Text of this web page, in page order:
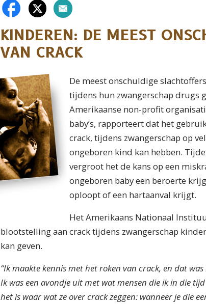
KINDEREN: DE MEEST
VAN CRACK
De meest onschuldige
tijdens hun zwangerschap drugs
Amerikaanse non-profit
baby’s, rapporteert dat het
crack, tijdens zwangerschap op
ongeboren kind kan hebben.
vergroot het de kans op een
ongeboren baby een beroerte
oploopt of een hartaanval krijgt.
Het Amerikaans Nationaal
blootstelling aan crack tijdens zwangerschap
kan geven.
“Ik maakte kennis met het roken van crack, en dat
Ik was een avondje uit met wat mensen die ik in die
het is waar wat ze over crack zeggen: wanneer je die